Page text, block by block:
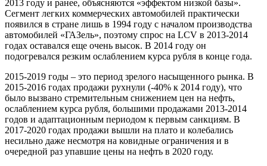
2013 году и ранее, объясняются «эффектом низкой базы».
Сегмент легких коммерческих автомобилей практически
появился в стране лишь в 1994 году с началом производства
автомобилей «ГАЗель», поэтому спрос на LCV в 2013-2014
годах оставался еще очень высок. В 2014 году он
подогревался резким ослаблением курса рубля в конце года.
2015-2019 годы – это период зрелого насыщенного рынка. В
2015-2016 годах продажи рухнули (-40% к 2014 году), что
было вызвано стремительным снижением цен на нефть,
ослаблением курса рубля, большими продажами 2013-2014
годов и адаптационным периодом к первым санкциям. В
2017-2020 годах продажи вышли на плато и колебались
несильно даже несмотря на ковидные ограничения и в
очередной раз упавшие цены на нефть в 2020 году.